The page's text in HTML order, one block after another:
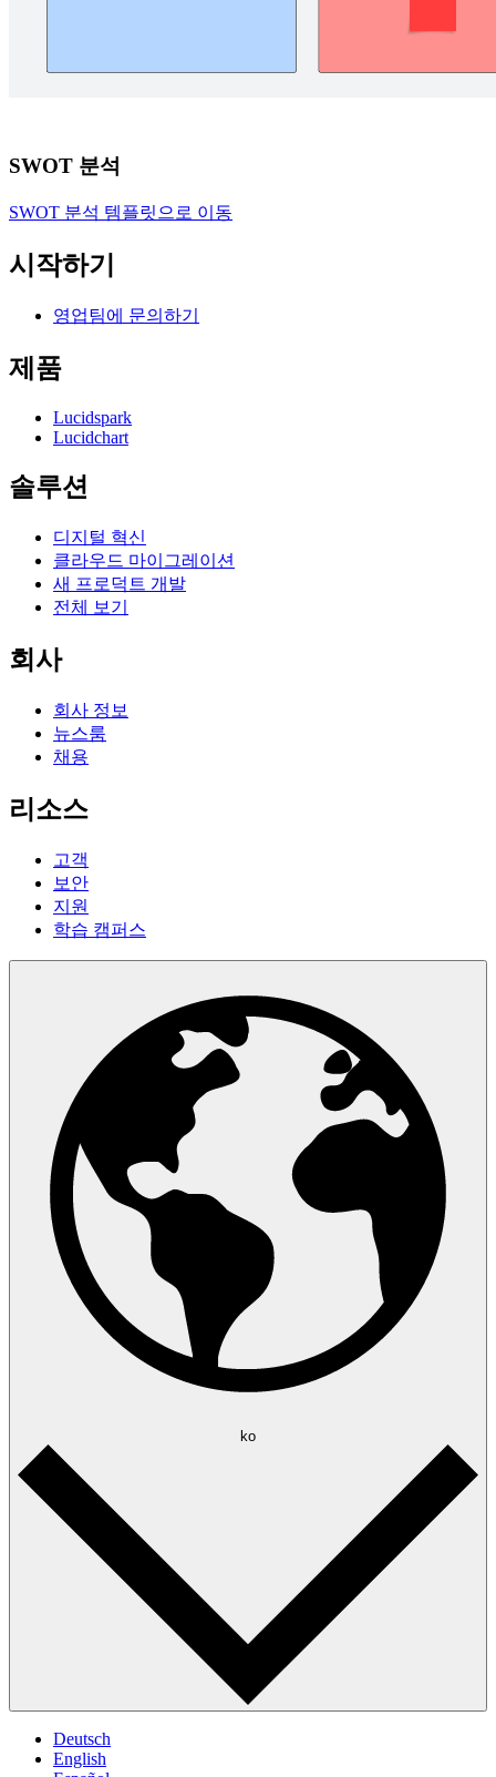
SWOT 분석
SWOT 분석 템플릿으로 이동
시작하기
영업팀에 문의하기
제품
Lucidspark
Lucidchart
솔루션
디지털 혁신
클라우드 마이그레이션
새 프로덕트 개발
전체 보기
회사
회사 정보
뉴스룸
채용
리소스
고객
보안
지원
학습 캠퍼스
ko
Deutsch
English